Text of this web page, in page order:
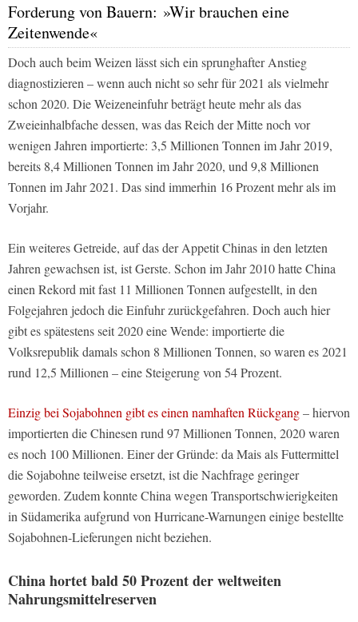
Forderung von Bauern: »Wir brauchen eine
Zeitenwende«
Doch auch beim Weizen lässt sich ein sprunghafter Anstieg
diagnostizieren – wenn auch nicht so sehr für 2021 als vielmehr
schon 2020. Die Weizeneinfuhr beträgt heute mehr als das
Zweieinhalbfache dessen, was das Reich der Mitte noch vor
wenigen Jahren importierte: 3,5 Millionen Tonnen im Jahr 2019,
bereits 8,4 Millionen Tonnen im Jahr 2020, und 9,8 Millionen
Tonnen im Jahr 2021. Das sind immerhin 16 Prozent mehr als im
Vorjahr.
Ein weiteres Getreide, auf das der Appetit Chinas in den letzten
Jahren gewachsen ist, ist Gerste. Schon im Jahr 2010 hatte China
einen Rekord mit fast 11 Millionen Tonnen aufgestellt, in den
Folgejahren jedoch die Einfuhr zurückgefahren. Doch auch hier
gibt es spätestens seit 2020 eine Wende: importierte die
Volksrepublik damals schon 8 Millionen Tonnen, so waren es 2021
rund 12,5 Millionen – eine Steigerung von 54 Prozent.
Einzig bei Sojabohnen gibt es einen namhaften Rückgang– hiervon
importierten die Chinesen rund 97 Millionen Tonnen, 2020 waren
es noch 100 Millionen. Einer der Gründe: da Mais als Futtermittel
die Sojabohne teilweise ersetzt, ist die Nachfrage geringer
geworden. Zudem konnte China wegen Transportschwierigkeiten
in Südamerika aufgrund von Hurricane-Warnungen einige bestellte
Sojabohnen-Lieferungen nicht beziehen.
China hortet bald 50 Prozent der weltweiten
Nahrungsmittelreserven